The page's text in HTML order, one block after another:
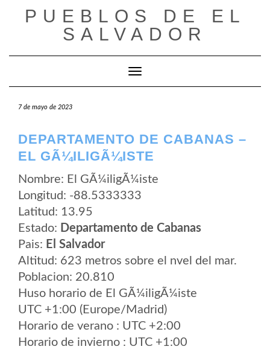
PUEBLOS DE EL
SALVADOR
Cambiar modo de navegación
7 de mayo de 2023
DEPARTAMENTO DE CABANAS –
EL GÃ¼ILIGÃ¼ISTE
Nombre: El GÃ¼iligÃ¼iste
Longitud: -88.5333333
Latitud: 13.95
Estado: Departamento de Cabanas
Pais: El Salvador
Altitud: 623 metros sobre el nvel del mar.
Poblacion: 20.810
Huso horario de El GÃ¼iligÃ¼iste
UTC +1:00 (Europe/Madrid)
Horario de verano : UTC +2:00
Horario de invierno : UTC +1:00